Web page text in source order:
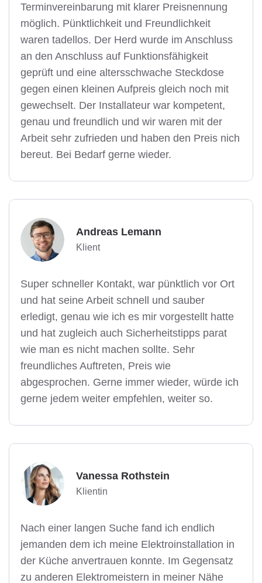
Terminvereinbarung mit klarer Preisnennung
möglich. Pünktlichkeit und Freundlichkeit
waren tadellos. Der Herd wurde im Anschluss
an den Anschluss auf Funktionsfähigkeit
geprüft und eine altersschwache Steckdose
gegen einen kleinen Aufpreis gleich noch mit
gewechselt. Der Installateur war kompetent,
genau und freundlich und wir waren mit der
Arbeit sehr zufrieden und haben den Preis nich
bereut. Bei Bedarf gerne wieder.
Andreas Lemann
Klient
Super schneller Kontakt, war pünktlich vor Ort
und hat seine Arbeit schnell und sauber
erledigt, genau wie ich es mir vorgestellt hatte
und hat zugleich auch Sicherheitstipps parat
wie man es nicht machen sollte. Sehr
freundliches Auftreten, Preis wie
abgesprochen. Gerne immer wieder, würde ich
gerne jedem weiter empfehlen, weiter so.
Vanessa Rothstein
Klientin
Nach einer langen Suche fand ich endlich
jemanden dem ich meine Elektroinstallation in
der Küche anvertrauen konnte. Im Gegensatz
zu anderen Elektromeistern in meiner Nähe